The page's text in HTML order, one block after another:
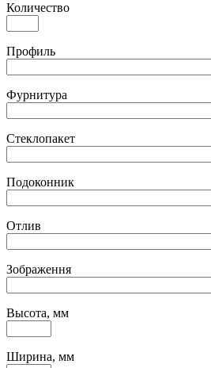
Количество
Профиль
Фурнитура
Стеклопакет
Подоконник
Отлив
Зображення
Высота, мм
Ширина, мм